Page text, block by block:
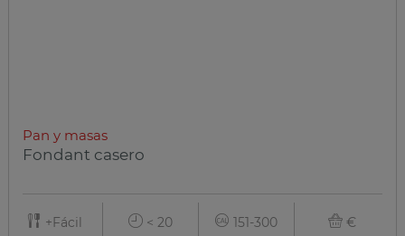
Pan y masas
Fondant casero
+Fácil < 20 151-300 €